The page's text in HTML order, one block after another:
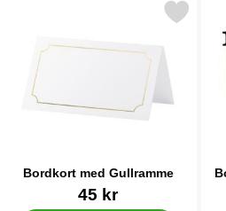
Bordkort med Gullramme
Varenummer 28684
45 kr
Merk bordkort med